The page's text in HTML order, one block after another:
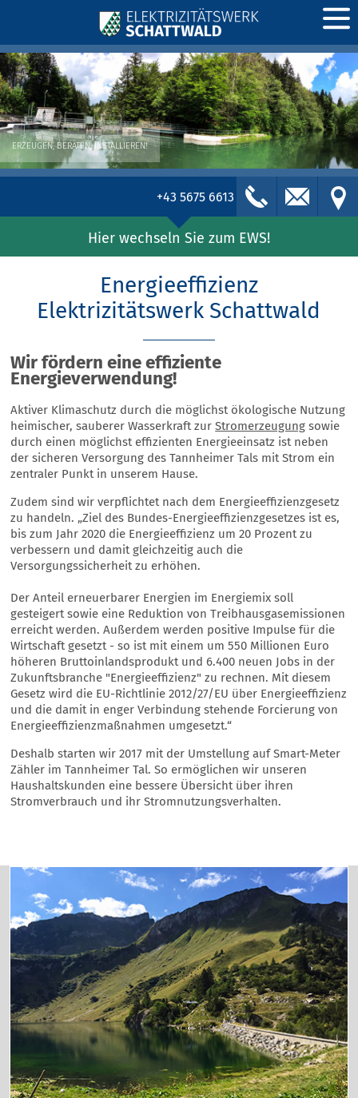
ERZEUGEN, BERATEN, INSTALLIEREN!
+43 5675 6613
Hier wechseln Sie zum EWS!
Energieeffizienz
Elektrizitätswerk Schattwald
Wir fördern eine effiziente
Energieverwendung!
Aktiver Klimaschutz durch die möglichst ökologische Nutzung
heimischer, sauberer Wasserkraft zurStromerzeugung sowie
durch einen möglichst effizienten Energieeinsatz ist neben
der sicheren Versorgung des Tannheimer Tals mit Strom ein
zentraler Punkt in unserem Hause.
Zudem sind wir verpflichtet nach dem Energieeffizienzgesetz
zu handeln. „Ziel des Bundes-Energieeffizienzgesetzes ist es,
bis zum Jahr 2020 die Energieeffizienz um 20 Prozent zu
verbessern und damit gleichzeitig auch ​die
Versorgungssicherheit zu erhöhen.
Der Anteil erneuerbarer Energien im Energiemix soll
gesteigert sowie eine Reduktion von Treibhausgasemissionen
erreicht werden. Außerdem werden positive Impulse für die
Wirtschaft gesetzt - so ist mit einem um 550 Millionen Euro
höheren Bruttoinlandsprodukt und 6.400 neuen Jobs in der
Zukunftsbranche "Energieeffizienz" zu rechnen. Mit diesem
Gesetz wird die EU-Richtlinie 2012/27/EU über Energieeffizienz
und die damit in enger Verbindung stehende Forcierung von
Energieeffizienzmaßnahmen umgesetzt.“
Deshalb starten wir 2017 mit der Umstellung auf Smart-Meter
Zähler im Tannheimer Tal. So ermöglichen wir unseren
Haushaltskunden eine bessere Übersicht über ihren
Stromverbrauch und ihr Stromnutzungsverhalten.